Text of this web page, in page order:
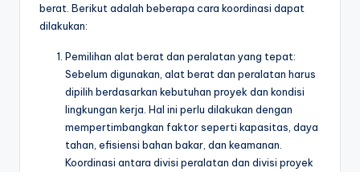
berat. Berikut adalah beberapa cara koordinasi dapat
dilakukan:
Pemilihan alat berat dan peralatan yang tepat:
Sebelum digunakan, alat berat dan peralatan harus
dipilih berdasarkan kebutuhan proyek dan kondisi
lingkungan kerja. Hal ini perlu dilakukan dengan
mempertimbangkan faktor seperti kapasitas, daya
tahan, efisiensi bahan bakar, dan keamanan.
Koordinasi antara divisi peralatan dan divisi proyek